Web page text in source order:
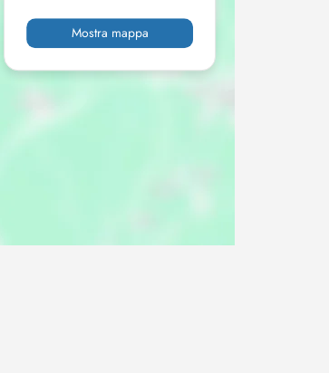
Mostra mappa